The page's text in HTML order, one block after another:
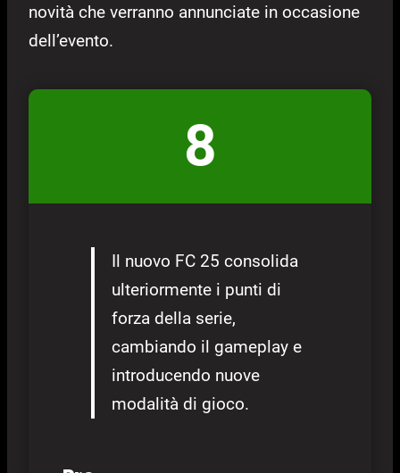
novità che verranno annunciate in occasione
dell’evento.
8
Il nuovo FC 25 consolida
ulteriormente i punti di
forza della serie,
cambiando il gameplay e
introducendo nuove
modalità di gioco.